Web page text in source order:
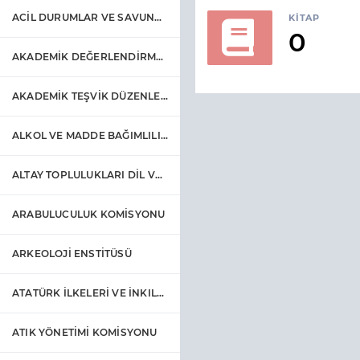
ACİL DURUMLAR VE SAVUNMA PLANLAMASI KOORDİNATÖRLÜĞÜ
AKADEMİK DEĞERLENDİRME KURULU
AKADEMİK TEŞVİK DÜZENLEME, DENETLEME VE İTİRAZ KOMİSYONU
ALKOL VE MADDE BAĞIMLILIĞI UYGULAMA VE ARAŞTIRMA MERKEZİ
ALTAY TOPLULUKLARI DİL VE KÜLTÜRLERİ UYGULAMA VE ARAŞTIRMA MERKEZİ
ARABULUCULUK KOMİSYONU
ARKEOLOJİ ENSTİTÜSÜ
ATATÜRK İLKELERİ VE İNKILAP TARİHİ ARAŞTIRMA VE UYGULAMA MERKEZİ
ATIK YÖNETİMİ KOMİSYONU
KITAP
0